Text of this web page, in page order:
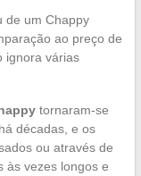
de um Chappy
ao preço de
ignora várias
tornaram-se
décadas, e os
ou através de
às vezes longos e